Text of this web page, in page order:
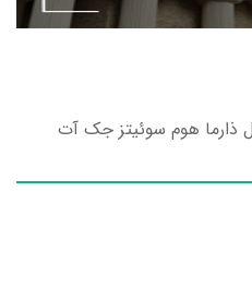
ذارما هوم سوئیتز جک آت